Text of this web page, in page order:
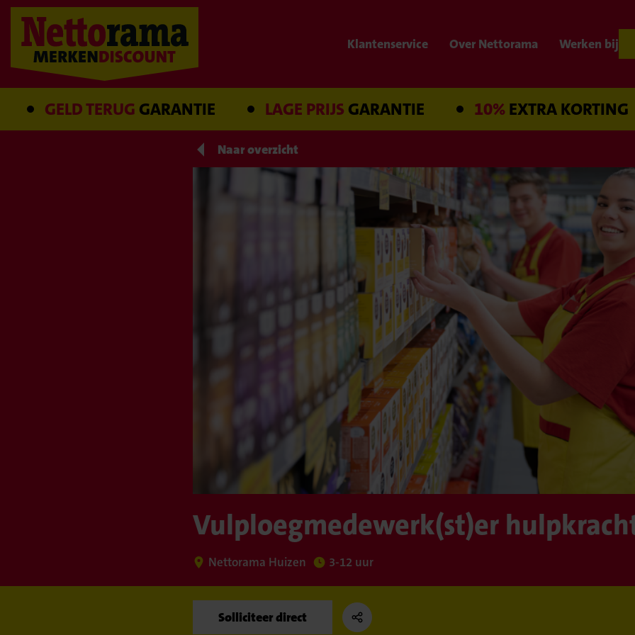
Klantenservice Over Nettorama Werken bij
GELD TERUGGARANTIE LAGE PRIJSGARANTIE 10% EXTRA KORTING
Naar overzicht
Vulploegmedewerk(st)er
Nettorama Huizen 3-12 uur
Solliciteer direct